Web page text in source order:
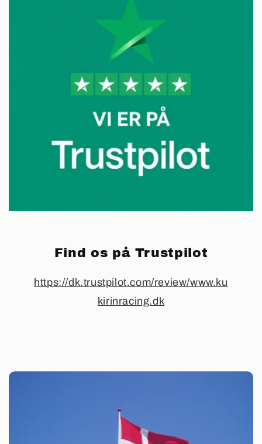
Find os på Trustpilot
https://dk.trustpilot.com/review/www.ku
kirinracing.dk